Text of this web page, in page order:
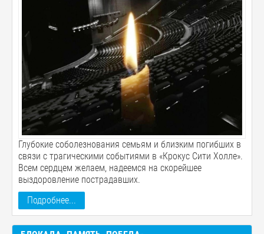
Глубокие соболезнования семьям и близким погибших в
связи с трагическими событиями в «Крокус Сити Холле».
Всем сердцем желаем, надеемся на скорейшее
выздоровление пострадавших.
Подробнее...